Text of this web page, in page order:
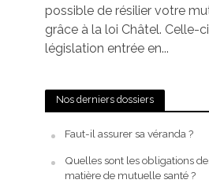
possible de résilier votre
grâce à la loi Châtel. Celle-
législation entrée en...
Nos derniers dossiers
Faut-il assurer sa véranda ?
Quelles sont les obligations
matière de mutuelle santé ?